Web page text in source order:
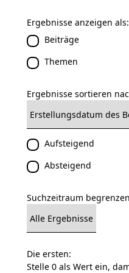
Ergebnisse anzeigen als:
Beiträge
Themen
Ergebnisse sortieren
Aufsteigend
Absteigend
Suchzeitraum
Die ersten:
Stelle 0 als Wert ein,